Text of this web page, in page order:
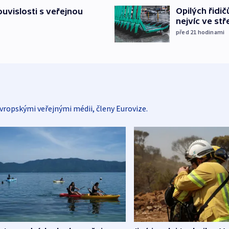
s veřejnou
Opilých
nejvíc ve
před 21 hodinami
veřejnými médii, členy Eurovize.